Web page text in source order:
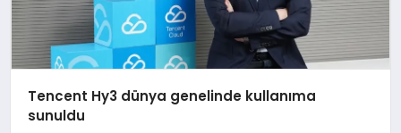
Tencent Hy3 dünya genelinde kullanıma
sunuldu